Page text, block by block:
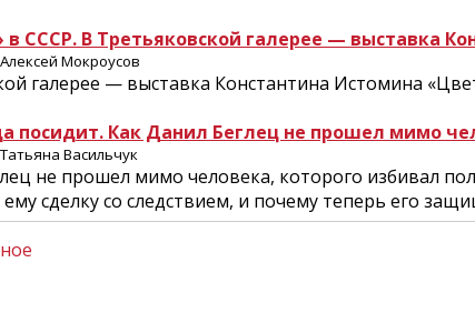
СССР. В Третьяковской галерее — ​выставка
Мокроусов
галерее — ​выставка Константина Истомина
посидит. Как Данил Беглец не прошел мимо
Васильчук
не прошел мимо человека, которого избивал
сделку со следствием, и почему теперь его